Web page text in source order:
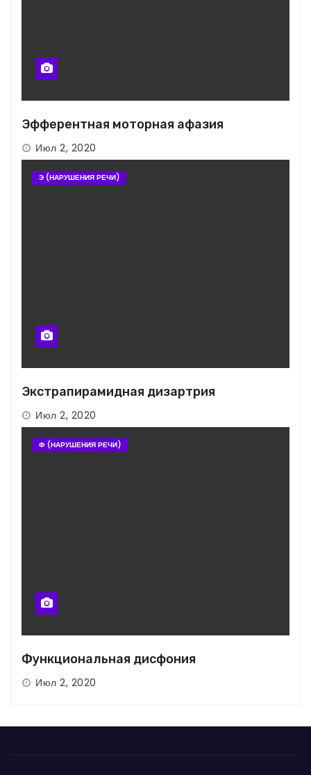
Эфферентная моторная афазия
Июл 2, 2020
Э (НАРУШЕНИЯ РЕЧИ)
Экстрапирамидная дизартрия
Июл 2, 2020
Ф (НАРУШЕНИЯ РЕЧИ)
Функциональная дисфония
Июл 2, 2020